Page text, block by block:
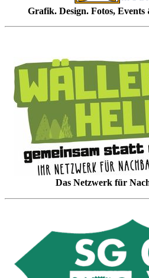
Grafik. Design. Fotos, Events
Das Netzwerk für